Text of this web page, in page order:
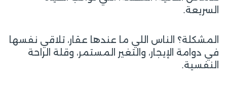
السريعة.
المشكلة؟ الناس اللي ما عندها عقار، تلاقي نفسها
في دوامة الإيجار، والتغير المستمر، وقلة الراحة
النفسية.